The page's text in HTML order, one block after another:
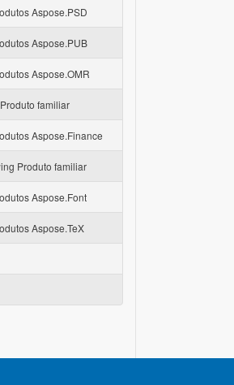
Aspose.PSD
Aspose.PUB
Aspose.OMR
familiar
Aspose.Finance
Produto familiar
Aspose.Font
Aspose.TeX